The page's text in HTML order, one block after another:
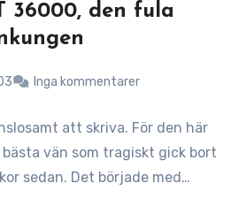
36000, den fula
Inga kommentarer
att skriva. För den här
vän som tragiskt gick bort
sedan. Det började med…